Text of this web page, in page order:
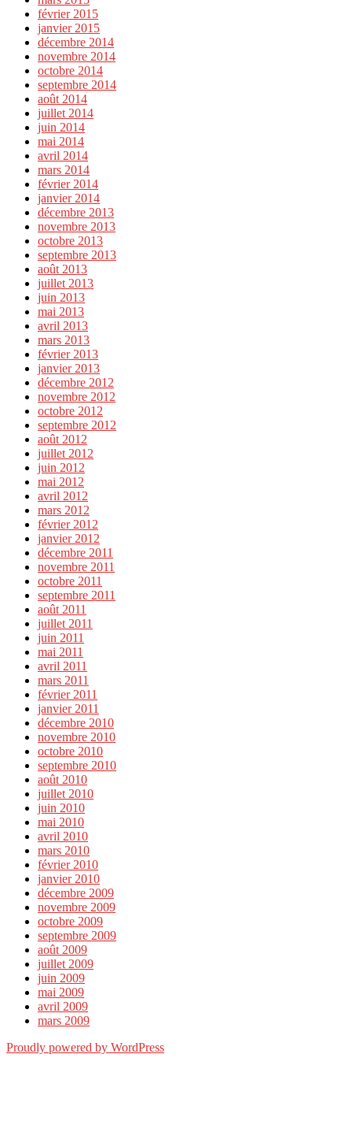
février 2015
janvier 2015
décembre 2014
novembre 2014
octobre 2014
septembre 2014
août 2014
juillet 2014
juin 2014
mai 2014
avril 2014
mars 2014
février 2014
janvier 2014
décembre 2013
novembre 2013
octobre 2013
septembre 2013
août 2013
juillet 2013
juin 2013
mai 2013
avril 2013
mars 2013
février 2013
janvier 2013
décembre 2012
novembre 2012
octobre 2012
septembre 2012
août 2012
juillet 2012
juin 2012
mai 2012
avril 2012
mars 2012
février 2012
janvier 2012
décembre 2011
novembre 2011
octobre 2011
septembre 2011
août 2011
juillet 2011
juin 2011
mai 2011
avril 2011
mars 2011
février 2011
janvier 2011
décembre 2010
novembre 2010
octobre 2010
septembre 2010
août 2010
juillet 2010
juin 2010
mai 2010
avril 2010
mars 2010
février 2010
janvier 2010
décembre 2009
novembre 2009
octobre 2009
septembre 2009
août 2009
juillet 2009
juin 2009
mai 2009
avril 2009
mars 2009
Proudly powered by WordPress